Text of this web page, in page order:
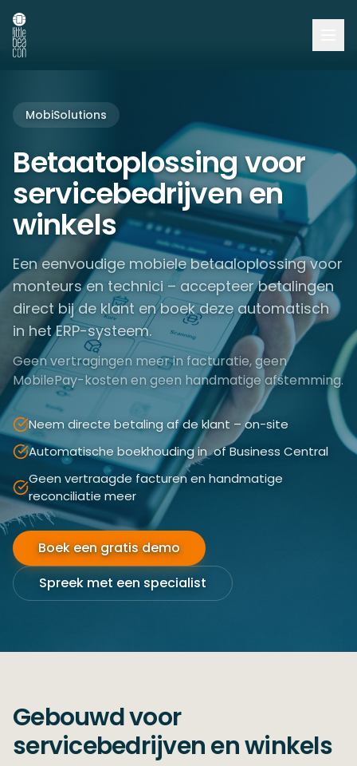
MobiSolutions
Betaatoplossing voor
servicebedrijven en
winkels
Een eenvoudige mobiele betaaloplossing voor
monteurs en technici – accepteer betalingen
direct bij de klant en boek deze automatisch
in het ERP-systeem.
Geen vertragingen meer in facturatie, geen
MobilePay-kosten en geen handmatige afstemming.
Neem directe betaling af de klant – on-site
Automatische boekhouding in ​ of Business Central
Geen vertraagde facturen en handmatige
reconciliatie meer
Boek een gratis demo
Spreek met een specialist
Gebouwd voor
servicebedrijven en winkels